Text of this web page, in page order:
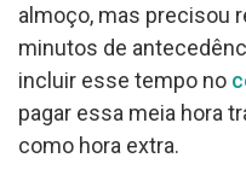
almoço, mas precisou
minutos de
incluir esse tempo no
pagar essa meia hora
como hora extra.